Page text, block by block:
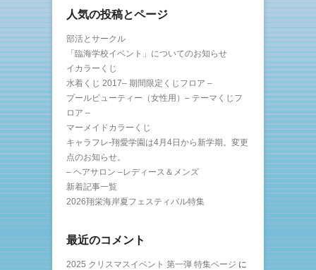
人気の投稿とページ
部活とサークル
「臨海学校イベント」についてのお知らせ
イカラーくじ
水着くじ 2017– 期間限定くじフロア –
プールビューティー（女性用）– テーマくじフ
ロア –
マーメイドカラーくじ
キャラフレ-翔愛学園は4月4日から新学期。変更
点のお知らせ。
– ヘアサロン –レディース＆メンズ
新着記事一覧
2026翔栄海岸夏フェスティバル特集
最近のコメント
2025 クリスマスイベント 第一弾 特集ページ に